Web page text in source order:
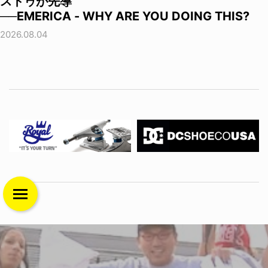
──EMERICA - WHY ARE YOU DOING THIS?
2026.08.04